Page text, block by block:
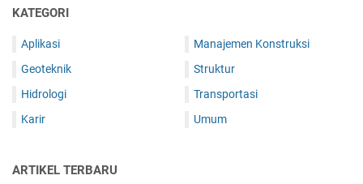
KATEGORI
Aplikasi
Geoteknik
Hidrologi
Karir
Manajemen Konstruksi
Struktur
Transportasi
Umum
ARTIKEL TERBARU